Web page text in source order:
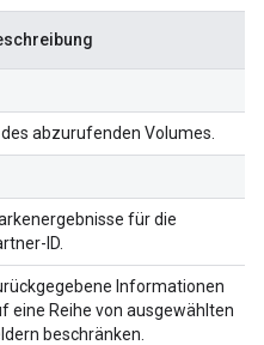
des abzurufenden Volumes.
für die
ID.
Informationen
eine Reihe von ausgewählten
beschränken.